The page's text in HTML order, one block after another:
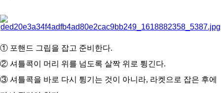
① 포핸드 그립을 잡고 준비한다.
② 셔틀콕이 머리 위를 넘도록 살짝 위로 튕긴다.
③ 셔틀콕을 바로 다시 튕기는 것이 아니라, 라켓으로 잡은 후에